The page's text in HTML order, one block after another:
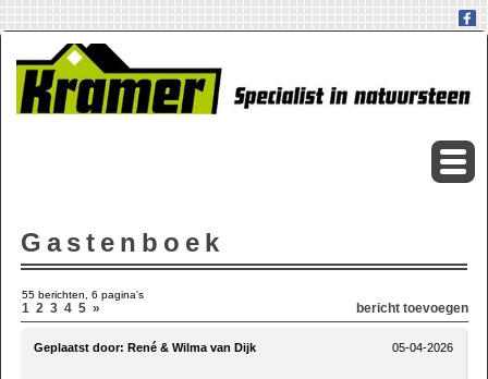
Gastenboek
55 berichten, 6 pagina's
bericht toevoegen
1 2 3 4 5 »
05-04-2026
Geplaatst door: René & Wilma van Dijk